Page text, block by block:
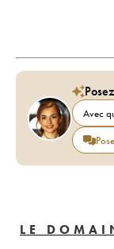
Avec
LE